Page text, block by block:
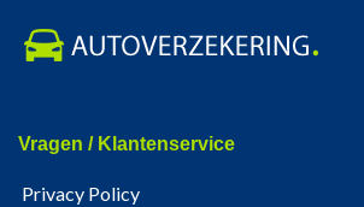
Vragen / Klantenservice
Privacy Policy